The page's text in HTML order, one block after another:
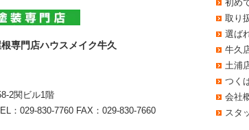
専門店ハウスメイク牛久
2関ビル1階
： 029-830-7760 FAX：029-830-7660
初め
取り
選ば
牛久
土浦
つく
会社
スタ